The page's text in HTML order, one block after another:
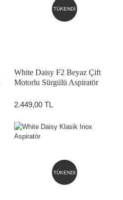
TÜKENDİ
White Daisy F2 Beyaz Çift
Motorlu Sürgülü Aspiratör
BACASIZ KULLANIM)
2.449,00 TL
TÜKENDİ